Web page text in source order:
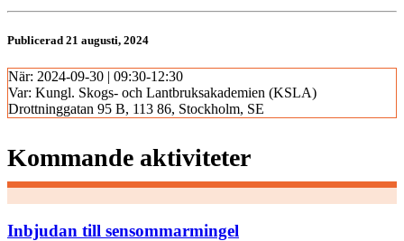
Publicerad 21 augusti, 2024
När: 2024-09-30 | 09:30-12:30
Var: Kungl. Skogs- och Lantbruksakademien (KSLA)
Drottninggatan 95 B, 113 86, Stockholm, SE
Kommande aktiviteter
Inbjudan till sensommarmingel